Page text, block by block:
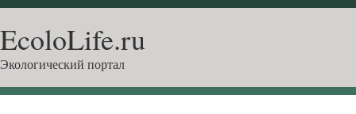
EcoloLife.ru
Экологический портал